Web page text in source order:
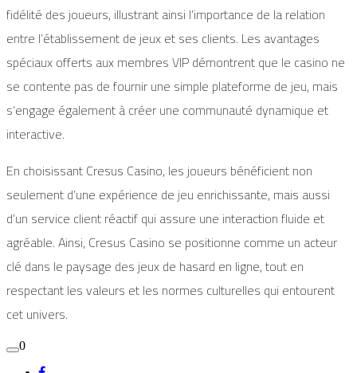
fidélité des joueurs, illustrant ainsi l’importance de la relation
entre l’établissement de jeux et ses clients. Les avantages
spéciaux offerts aux membres VIP démontrent que le casino ne
se contente pas de fournir une simple plateforme de jeu, mais
s’engage également à créer une communauté dynamique et
interactive.
En choisissant Cresus Casino, les joueurs bénéficient non
seulement d’une expérience de jeu enrichissante, mais aussi
d’un service client réactif qui assure une interaction fluide et
agréable. Ainsi, Cresus Casino se positionne comme un acteur
clé dans le paysage des jeux de hasard en ligne, tout en
respectant les valeurs et les normes culturelles qui entourent
cet univers.
0